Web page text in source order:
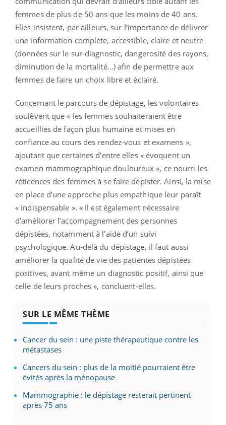
femmes de plus de 50 ans que les moins de 40 ans.
Elles insistent, par ailleurs, sur l’importance de délivrer
une information complète, accessible, claire et neutre
(données sur le sur-diagnostic, dangerosité des rayons,
diminution de la mortalité…) afin de permettre aux
femmes de faire un choix libre et éclairé.
Concernant le parcours de dépistage, les volontaires
soulèvent que « les femmes souhaiteraient être
accueillies de façon plus humaine et mises en
confiance au cours des rendez-vous et examens »,
ajoutant que certaines d’entre elles « évoquent un
examen mammographique douloureux », ce nourri les
réticences des femmes à se faire dépister. Ainsi, la mise
en place d’une approche plus empathique leur paraît
« indispensable ». « Il est également nécessaire
d’améliorer l’accompagnement des personnes
dépistées, notamment à l’aide d’un suivi
psychologique. Au-delà du dépistage, il faut aussi
améliorer la qualité de vie des patientes dépistées
positives, avant même un diagnostic positif, ainsi que
celle de leurs proches », concluent-elles.
SUR LE MÊME THÈME
Cancer du sein : une piste thérapeutique contre les
métastases
Cancers du sein : plus de la moitié pourraient être
évités après la ménopause
Mammographie : le dépistage resterait pertinent
après 75 ans